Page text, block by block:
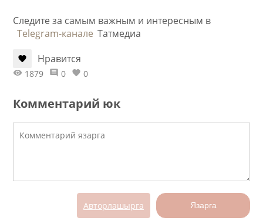
Следите за самым важным и интересным в
Telegram-канале Татмедиа
Нравится
1879 0 0
Комментарий юк
Авторлашырга Язарга